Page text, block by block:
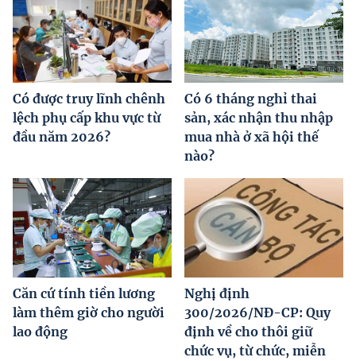
Có được truy lĩnh chênh
lệch phụ cấp khu vực từ
đầu năm 2026?
Có 6 tháng nghỉ thai
sản, xác nhận thu nhập
mua nhà ở xã hội thế
nào?
Căn cứ tính tiền lương
làm thêm giờ cho người
lao động
Nghị định
300/2026/NĐ-CP: Quy
định về cho thôi giữ
chức vụ, từ chức, miễn